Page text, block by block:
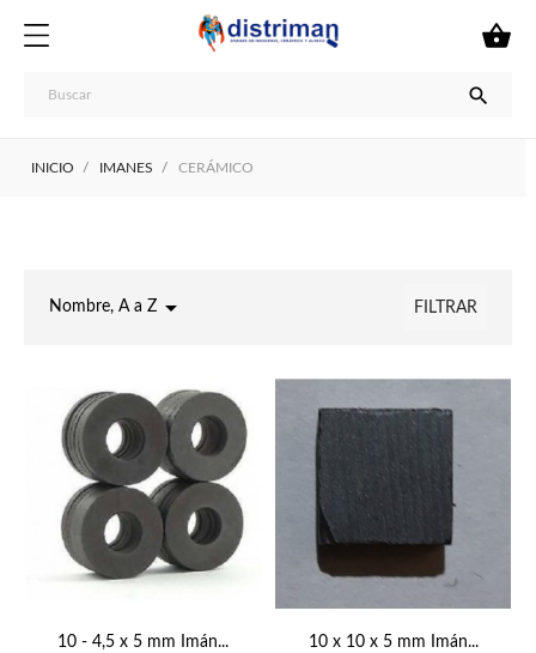


INICIO IMANES CERÁMICO
Nombre, A a Z  FILTRAR
10 - 4,5 x 5 mm Imán... 10 x 10 x 5 mm Imán...